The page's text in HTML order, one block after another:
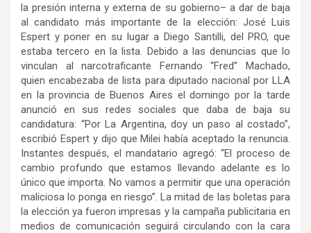
la presión interna y externa de su gobierno– a dar de baja
al candidato más importante de la elección: José Luis
Espert y poner en su lugar a Diego Santilli, del PRO, que
estaba tercero en la lista. Debido a las denuncias que lo
vinculan al narcotraficante Fernando “Fred” Machado,
quien encabezaba de lista para diputado nacional por LLA
en la provincia de Buenos Aires el domingo por la tarde
anunció en sus redes sociales que daba de baja su
candidatura: “Por La Argentina, doy un paso al costado”,
escribió Espert y dijo que Milei había aceptado la renuncia.
Instantes después, el mandatario agregó: “El proceso de
cambio profundo que estamos llevando adelante es lo
único que importa. No vamos a permitir que una operación
maliciosa lo ponga en riesgo”. La mitad de las boletas para
la elección ya fueron impresas y la campaña publicitaria en
medios de comunicación seguirá circulando con la cara